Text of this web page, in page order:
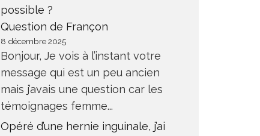
possible ?
Question de Françon
8 décembre 2025
Bonjour, Je vois à l’instant votre
message qui est un peu ancien
mais j’avais une question car les
témoignages femme...
Opéré d’une hernie inguinale, j’ai